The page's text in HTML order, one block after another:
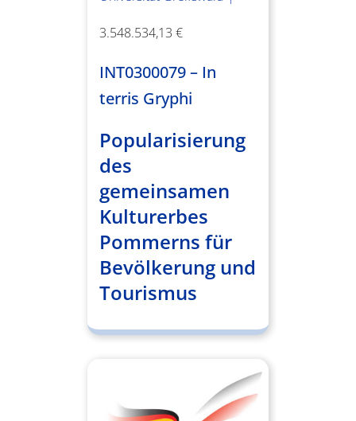
3.548.534,13 €
INT0300079 – In
terris Gryphi
Popularisierung
des
gemeinsamen
Kulturerbes
Pommerns für
Bevölkerung und
Tourismus